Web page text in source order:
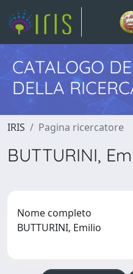
CATALOGO
DELLA
IRIS Pagina ricercatore
BUTTURINI,
Nome completo
BUTTURINI, Emilio